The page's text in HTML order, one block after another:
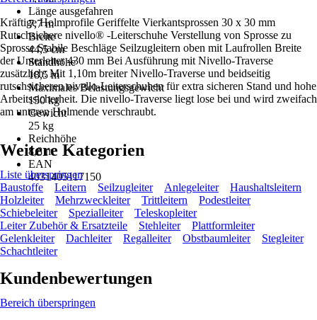
Länge ausgefahren
7,7 m
Breite
44,5 cm
Standhöhe
18,5 m
Maximales Belastungsgewicht
150 kg
Gewicht
25 kg
Reichhöhe
8,8 m
EAN
4031405117150
Kräftige Holmprofile Geriffelte Vierkantsprossen 30 x 30 mm
Rutschsichere nivello® -Leiterschuhe Verstellung von Sprosse zu
Sprosse Stabile Beschläge Seilzugleitern oben mit Laufrollen Breite
der Unterleiter 430 mm Bei Ausführung mit Nivello-Traverse
zusätzlich: Mit 1,10m breiter Nivello-Traverse und beidseitig
rutschsicheren nivello-Leiterschuhen für extra sicheren Stand und hohe
Arbeitssicherheit. Die nivello-Traverse liegt lose bei und wird zweifach
am unteren Holmende verschraubt.
Weitere Kategorien
Liste überspringen
Baustoffe
Leitern Seilzugleiter Anlegeleiter
Haushaltsleitern
Holzleiter
Mehrzweckleiter Trittleitern
Podestleiter
Schiebeleiter
Spezialleiter
Teleskopleiter
Leiter Zubehör & Ersatzteile
Stehleiter
Plattformleiter
Gelenkleiter
Dachleiter Regalleiter Obstbaumleiter
Stegleiter
Schachtleiter
Kundenbewertungen
Bereich überspringen